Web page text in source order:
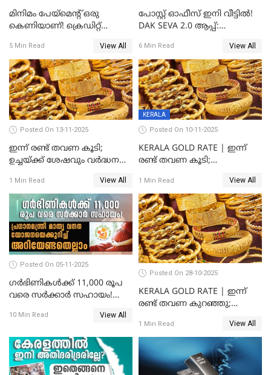
മിനിമം പേയ്മെന്റ് ഒരു
കെണിയാണ്! ക്രെഡിറ്റ്
ശ്രദ്ധിക്കുക!
5 Min Read View All
പോസ്റ്റ് ഓഫീസ് ഇനി വീട്ടിൽ!
DAK SEVA 2.0 ആപ്പ്:
എന്തൊക്കെയാണെന്ന്
നോക്കാം
6 Min Read View All
Posted On 13-11-2025
ഇന്ന് രണ്ട് തവണ കൂടി;
ഉച്ചയ്ക്ക് ശേഷവും വർദ്ധനവ്;
സ്വർണവിലയിൽ കുതിപ്പ്
1 Min Read View All
KERALA
Posted On 10-11-2025
KERALA GOLD RATE | ഇന്ന്
രണ്ട് തവണ കൂടി;
1 Min Read View All
Posted On 05-11-2025
ഗർഭിണികൾക്ക് 11,000 രൂപ
വരെ സർക്കാർ സഹായം!
യോജനയെക്കുറിച്ച്
10 Min Read View All
Posted On 28-10-2025
KERALA GOLD RATE | ഇന്ന്
രണ്ട് തവണ കുറഞ്ഞു;
1800 രൂപ
1 Min Read View All